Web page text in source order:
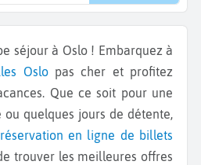
Oslopas cher et profitez
Que ce soit pour une
ou quelques jours de détente,
réservation en ligne de billets
trouver les meilleures offres